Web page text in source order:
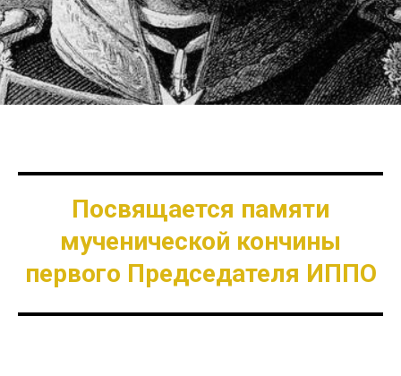
Посвящается памяти
мученической кончины
первого Председателя ИППО